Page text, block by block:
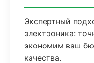
Экспертный
электроника:
экономим ваш
качества.